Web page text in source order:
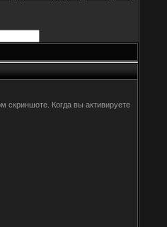
Когда вы активируете